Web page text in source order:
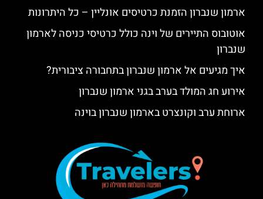
ארמון שנברון הזמנת כרטיסים אונליין – כל היתרונות
אוטובוס התיירים של וינה כולל כרטיסי כניסה לארמון
שנברון
איך מגיעים אל ארמון שנברון בתחבורה ציבורית?
אירוע חג המולד בערב בגני ארמון שנברון
ארוחת ערב וקונצרט בארמון שנברון בוינה